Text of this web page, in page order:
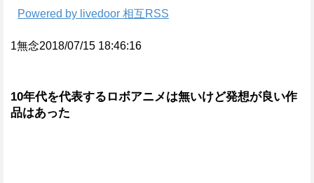
Powered by livedoor 相互RSS
1無念2018/07/15 18:46:16
10年代を代表するロボアニメは無いけど発想が良い作
品はあった